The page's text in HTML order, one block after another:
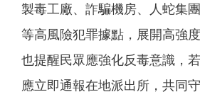
製毒工廠、詐騙機房、人蛇集
等高風險犯罪據點，展開高強
也提醒民眾應強化反毒意識，
應立即通報在地派出所，共同